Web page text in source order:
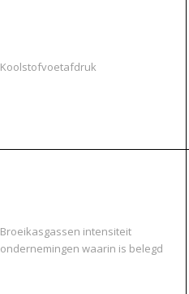
Koolstofvoetafdruk
Broeikasgassen intensiteit
ondernemingen waarin is belegd